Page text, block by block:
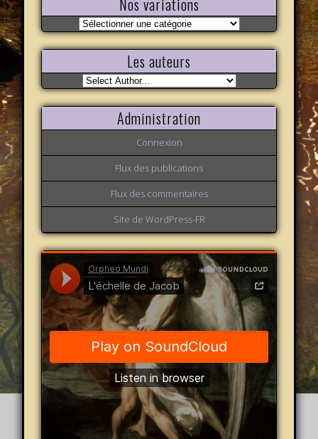
Nos
variations
Les auteurs
Administration
Connexion
Flux des publications
Flux des commentaires
Site de WordPress-FR